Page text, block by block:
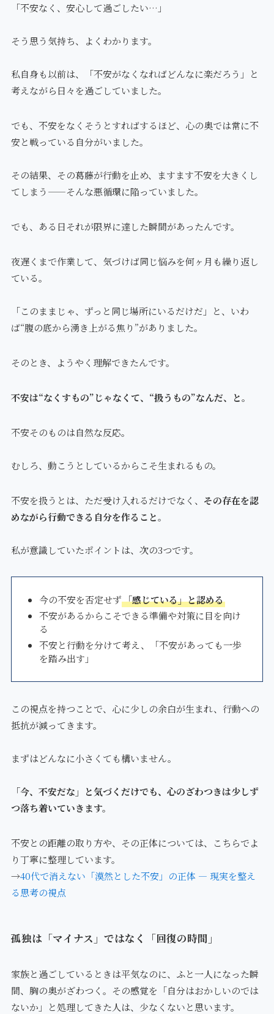
「不安なく、安心して過ごしたい…」
そう思う気持ち、よくわかります。
私自身も以前は、「不安がなくなればどんなに楽だろう」と
考えながら日々を過ごしていました。
でも、不安をなくそうとすればするほど、心の奥では常に不
安と戦っている自分がいました。
その結果、その葛藤が行動を止め、ますます不安を大きくし
てしまう——そんな悪循環に陥っていました。
でも、ある日それが限界に達した瞬間があったんです。
夜遅くまで作業して、気づけば同じ悩みを何ヶ月も繰り返し
ている。
「このままじゃ、ずっと同じ場所にいるだけだ」と、いわ
ば“腹の底から湧き上がる焦り”がありました。
そのとき、ようやく理解できたんです。
不安は“なくすもの”じゃなくて、“扱うもの”なんだ、と。
不安そのものは自然な反応。
むしろ、動こうとしているからこそ生まれるもの。
不安を扱うとは、ただ受け入れるだけでなく、 その存在を認
めながら行動できる自分を作ること。
私が意識していたポイントは、次の3つです。
今の不安を否定せず「感じている」と認める
不安があるからこそできる準備や対策に目を向け
る
不安と行動を分けて考え、「不安があっても一歩
を踏み出す」
この視点を持つことで、心に少しの余白が生まれ、行動への
抵抗が減ってきます。
まずはどんなに小さくても構いません。
「今、不安だな」と気づくだけでも、心のざわつきは少しず
つ落ち着いていきます。
不安との距離の取り方や、その正体については、こちらでよ
り丁寧に整理しています。
→40代で消えない「漠然とした不安」の正体 ― 現実を整え
る思考の視点
孤独は「マイナス」ではなく「回復の時間」
家族と過ごしているときは平気なのに、ふと一人になった瞬
間、胸の奥がざわつく。その感覚を「自分はおかしいのでは
ないか」と処理してきた人は、少なくないと思います。